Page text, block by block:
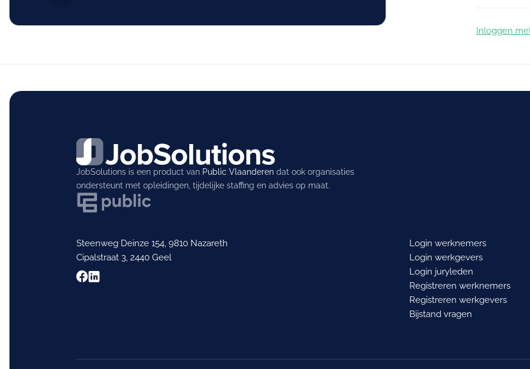
Inloggen
JobSolutions is een product van Public Vlaanderendat ook organisaties
ondersteunt met opleidingen, tijdelijke staffing en advies op maat.
Steenweg Deinze 154, 9810 Nazareth
Cipalstraat 3, 2440 Geel
Login werknemers
Login werkgevers
Login juryleden
Registreren werknemers
Registreren werkgevers
Bijstand vragen